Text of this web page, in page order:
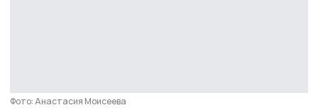
Фото: Анастасия Моисеева